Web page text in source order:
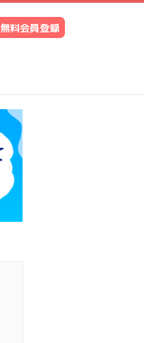
無料会員登録